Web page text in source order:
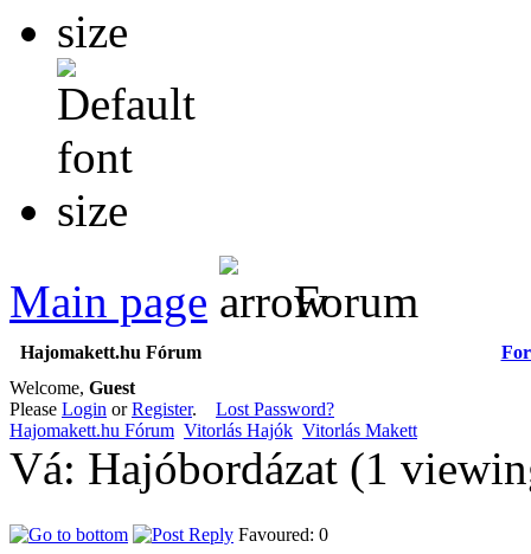
Main page Forum
Hajomakett.hu Fórum
Welcome, Guest
Please Login orRegister. Lost Password?
Hajomakett.hu Fórum Vitorlás Hajók Vitorlás Makett
Vá: Hajóbordázat (1
Favoured: 0